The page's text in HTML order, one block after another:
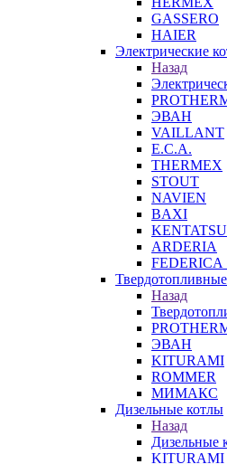
GASSERO
HAIER
Электрические
Назад
ЭВАН
VAILLANT
E.C.A.
THERMEX
STOUT
NAVIEN
BAXI
KENTATSU
ARDERIA
FEDERICА
Назад
ЭВАН
KITURAMI
ROMMER
МИМАКС
Дизельные котлы
Назад
Дизельные
KITURAMI